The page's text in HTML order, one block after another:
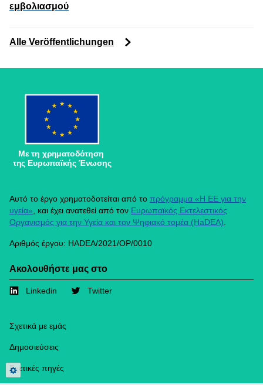
εμβολιασμού
Alle Veröffentlichungen
της Ευρωπαϊκής Ένωσης
Αυτό το έργο χρηματοδοτείται από το πρόγραμμα «Η ΕΕ για την
υγεία» , και έχει ανατεθεί από τον Ευρωπαϊκός Εκτελεστικός
Οργανισμός για την Υγεία και τον Ψηφιακό τομέα (HaDEA)
Αριθμός έργου: HADEA/2021/OP/0010
Ακολουθήστε μας στο
Linkedin Twitter
Footer
Σχετικά με εμάς
Δημοσιεύσεις
Σχετικές πηγές
Privacy settings